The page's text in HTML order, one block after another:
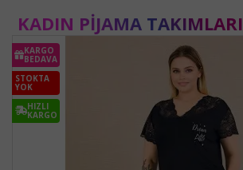
KADIN PIJAMA TAKIMLARI
KARGO
BEDAVA
STOKTA
YOK
HIZLI
KARGO